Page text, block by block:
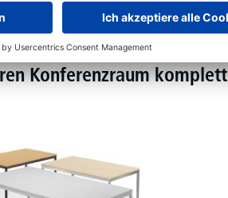
Konferenzraum komplett